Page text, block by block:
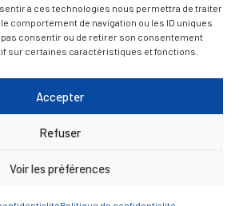
à ces technologies nous permettra de traiter
comportement de navigation ou les ID uniques
pas consentir ou de retirer son consentement
sur certaines caractéristiques et fonctions.
Accepter
Refuser
Voir les préférences
Charles de Gaulle
33 190 La Réole
05 56 61 10 11
inclus : 8h30 à 12h30 et 13h30 à
17h00
— Contacter la Mairie